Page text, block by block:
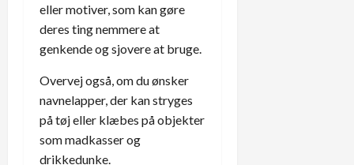
eller motiver, som kan gøre
deres ting nemmere at
genkende og sjovere at bruge.
Overvej også, om du ønsker
navnelapper, der kan stryges
på tøj eller klæbes på objekter
som madkasser og
drikkedunke.